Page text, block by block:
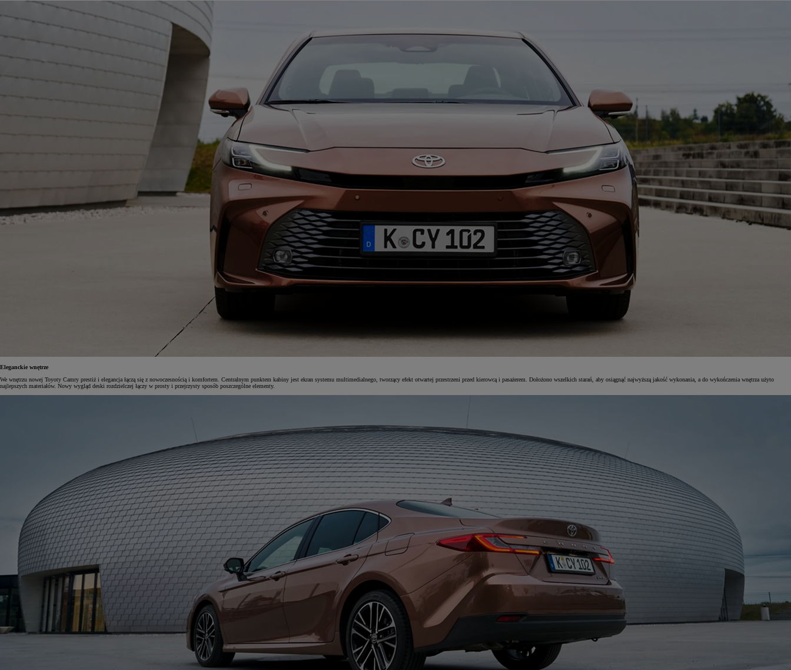
Eleganckie wnętrze
We wnętrzu nowej Toyoty Camry prestiż i elegancja łączą się z nowoczesnością i komfortem. Centralnym punktem kabiny jest ekran systemu multimedialnego, tworzący efekt otwartej przestrzeni przed kierowcą i pasażerem. Dołożono wszelkich starań, aby osiągnąć najwyższą jakość wykonania, a do wykończenia wnętrza użyto
najlepszych materiałów. Nowy wygląd deski rozdzielczej łączy w prosty i przejrzysty sposób poszczególne elementy.